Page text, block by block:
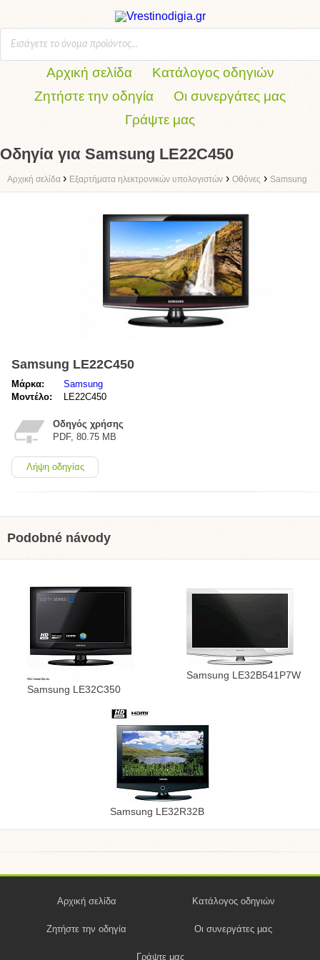
Αρχική σελίδα
Κατάλογος οδηγιών
Ζητήστε την οδηγία
Οι συνεργάτες μας
Γράψτε μας
Οδηγία για Samsung LE22C450
Αρχική σελίδα › Eξαρτήματα ηλεκτρονικών υπολογιστών › Οθόνες › Samsung
Samsung LE22C450
Μάρκα:
Samsung
Μοντέλο:
LE22C450
Οδηγός χρήσης
PDF, 80.75 MB
Λήψη οδηγίας
Podobné návody
Samsung LE32C350
Samsung LE32B541P7W
Samsung LE32R32B
Αρχική σελίδα Κατάλογος οδηγιών
Ζητήστε την οδηγία Οι συνεργάτες μας
Γράψτε μας